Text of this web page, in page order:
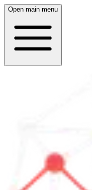
Open main menu